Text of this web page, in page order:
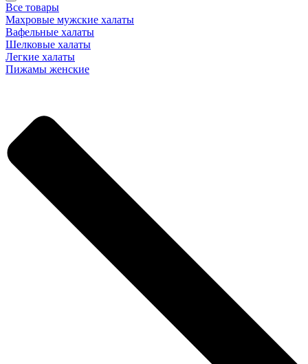
Все товары
Махровые мужские халаты
Вафельные халаты
Шелковые халаты
Легкие халаты
Пижамы женские